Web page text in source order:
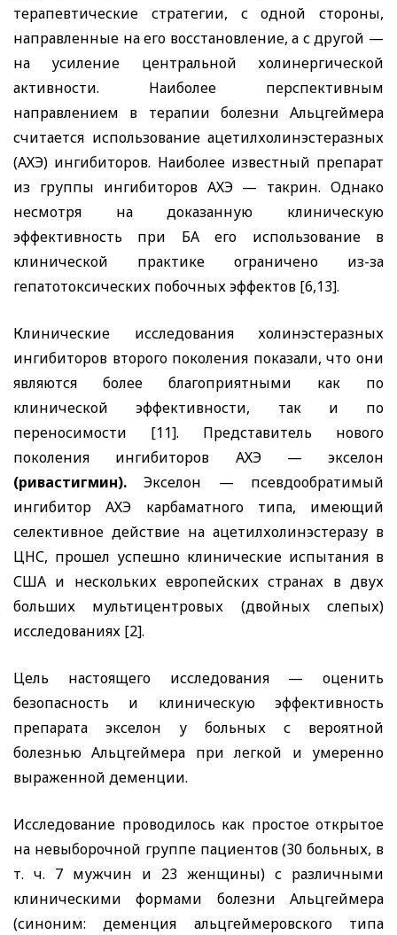
терапевтические стратегии, с одной стороны,
направленные на его восстановление, а с другой —
на усиление центральной холинергической
активности. Наиболее перспективным
направлением в терапии болезни Альцгеймера
считается использование ацетилхолинэстеразных
(АХЭ) ингибиторов. Наиболее известный препарат
из группы ингибиторов АХЭ — такрин. Однако
несмотря на доказанную клиническую
эффективность при БА его использование в
клинической практике ограничено из-за
гепатотоксических побочных эффектов [6,13].
Клинические исследования холинэстеразных
ингибиторов второго поколения показали, что они
являются более благоприятными как по
клинической эффективности, так и по
переносимости [11]. Представитель нового
поколения ингибиторов АХЭ — экселон
(ривастигмин).Экселон — псевдообратимый
ингибитор АХЭ карбаматного типа, имеющий
селективное действие на ацетилхолинэстеразу в
ЦНС, прошел успешно клинические испытания в
США и нескольких европейских странах в двух
больших мультицентровых (двойных слепых)
исследованиях [2].
Цель настоящего исследования — оценить
безопасность и клиническую эффективность
препарата экселон у больных с вероятной
болезнью Альцгеймера при легкой и умеренно
выраженной деменции.
Исследование проводилось как простое открытое
на невыборочной группе пациентов (30 больных, в
т. ч. 7 мужчин и 23 женщины) с различными
клиническими формами болезни Альцгеймера
(синоним: деменция альцгеймеровского типа